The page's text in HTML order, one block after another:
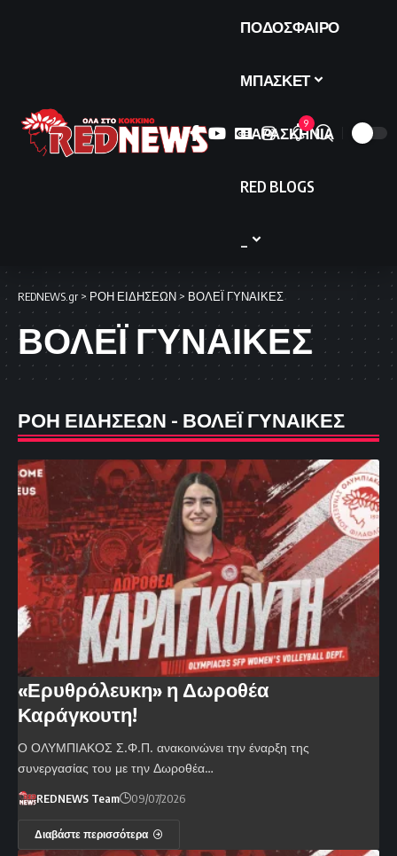
ΠΟΔΟΣΦΑΙΡΟ
ΜΠΑΣΚΕΤ
ΠΑΡΑΣΚΗΝΙΑ
RED BLOGS
9
REDNEWS.gr > ΡΟΗ ΕΙΔΗΣΕΩΝ> ΒΟΛΕΪ ΓΥΝΑΙΚΕΣ
ΒΟΛΕΪ ΓΥΝΑΙΚΕΣ
ΡΟΗ ΕΙΔΗΣΕΩΝ - ΒΟΛΕΪ ΓΥΝΑΙΚΕΣ
«Ερυθρόλευκη» η Δωροθέα
Καράγκουτη!
Ο ΟΛΥΜΠΙΑΚΟΣ Σ.Φ.Π. ανακοινώνει την έναρξη της
συνεργασίας του με την Δωροθέα…
REDNEWS Team 09/07/2026
Διαβάστε περισσότερα